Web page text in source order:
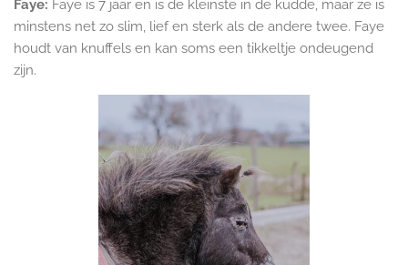
Faye: Faye is 7 jaar en is de kleinste in de kudde, maar ze is
minstens net zo slim, lief en sterk als de andere twee. Faye
houdt van knuffels en kan soms een tikkeltje ondeugend
zijn.